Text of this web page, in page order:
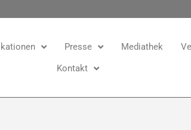
Presse Mediathek
Kontakt